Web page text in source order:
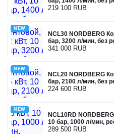
219 100 RUB
NEW
NCL30 NORDBERG
бар, 3200 л/мин, без
341 000 RUB
NEW
NCL20 NORDBERG
бар, 2100 л/мин, без
224 600 RUB
NEW
NCL10RD
10 бар, 1000 л/мин,
289 500 RUB